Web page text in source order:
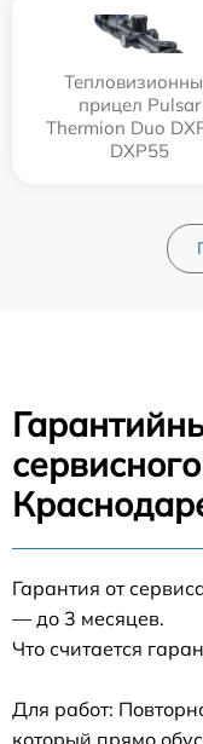
прицел Pulsar
Thermion Duo
DXP55
Гарантия от
— до 3 месяцев.
Что считается
Для работ:
который прямо